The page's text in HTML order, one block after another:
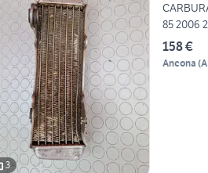
3
85 2006
158 €
Ancona (